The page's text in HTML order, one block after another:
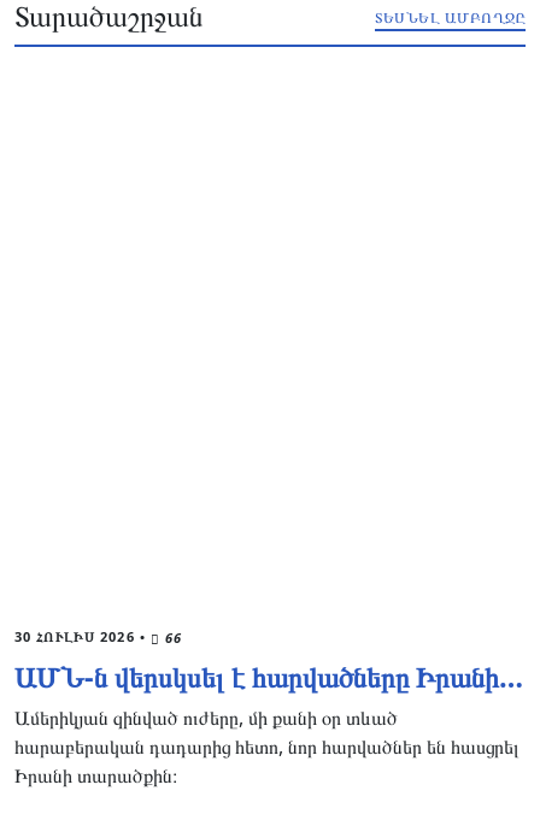
Տարածաշրջան ՏԵՍՆԵԼ ԱՄԲՈՂՋԸ
30 ՀՈՒԼԻՍ 2026 • 66
ԱՄՆ-ն վերսկսել է հարվածները Իրանի…
Ամերիկյան զինված ուժերը, մի քանի օր տևած
հարաբերական դադարից հետո, նոր հարվածներ են հասցրել
Իրանի տարածքին։